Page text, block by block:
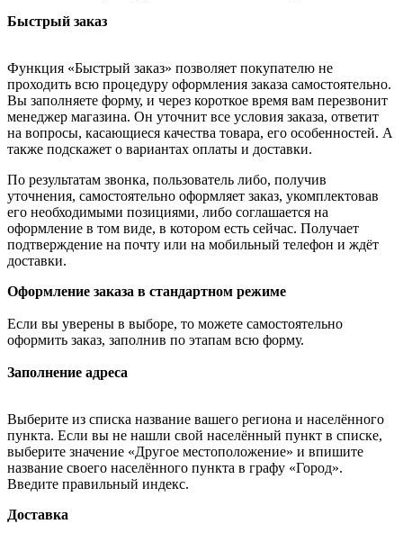
Быстрый заказ
Функция «Быстрый заказ» позволяет покупателю не
проходить всю процедуру оформления заказа самостоятельно.
Вы заполняете форму, и через короткое время вам перезвонит
менеджер магазина. Он уточнит все условия заказа, ответит
на вопросы, касающиеся качества товара, его особенностей. А
также подскажет о вариантах оплаты и доставки.
По результатам звонка, пользователь либо, получив
уточнения, самостоятельно оформляет заказ, укомплектовав
его необходимыми позициями, либо соглашается на
оформление в том виде, в котором есть сейчас. Получает
подтверждение на почту или на мобильный телефон и ждёт
доставки.
Оформление заказа в стандартном режиме
Если вы уверены в выборе, то можете самостоятельно
оформить заказ, заполнив по этапам всю форму.
Заполнение адреса
Выберите из списка название вашего региона и населённого
пункта. Если вы не нашли свой населённый пункт в списке,
выберите значение «Другое местоположение» и впишите
название своего населённого пункта в графу «Город».
Введите правильный индекс.
Доставка